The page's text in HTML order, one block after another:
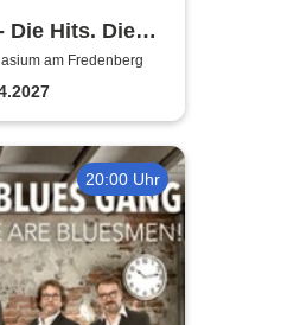
Die Hits. Die
am Fredenberg
20:00 Uhr